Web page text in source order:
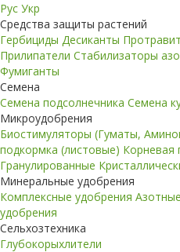
Рус Укр
Средства защиты растений
Гербициды Десиканты
Прилипатели Стабилизаторы
Фумиганты
Семена
Семена подсолнечника Семена
Микроудобрения
Биостимуляторы (Гуматы,
подкормка (листовые) Корневая
Гранулированные
Минеральные удобрения
Комплексные удобрения
удобрения
Сельхозтехника
Глубокорыхлители